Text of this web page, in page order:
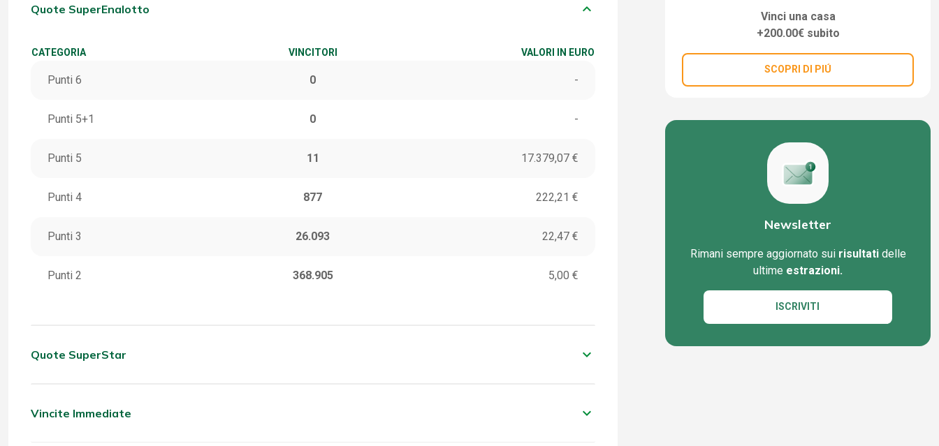
Quote SuperEnalotto keyboard_arrow_down
CATEGORIA VINCITORI VALORI IN EURO
Punti 6 0 -
Punti 5+1 0 -
Punti 5 11 17.379,07 €
Punti 4 877 222,21 €
Punti 3 26.093 22,47 €
Punti 2 368.905 5,00 €
Quote SuperStar keyboard_arrow_down
5 Stella
Vincite Immediate keyboard_arrow_down
Vinci una casa
+200.00€ subito
SCOPRI DI PIÚ
Newsletter
Rimani sempre aggiornato sui risultatidelle
ultime estrazioni.
ISCRIVITI